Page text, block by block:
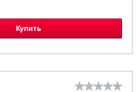
Купить